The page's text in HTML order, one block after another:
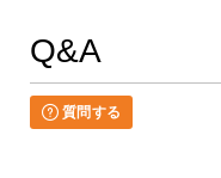
Q&A
質問する